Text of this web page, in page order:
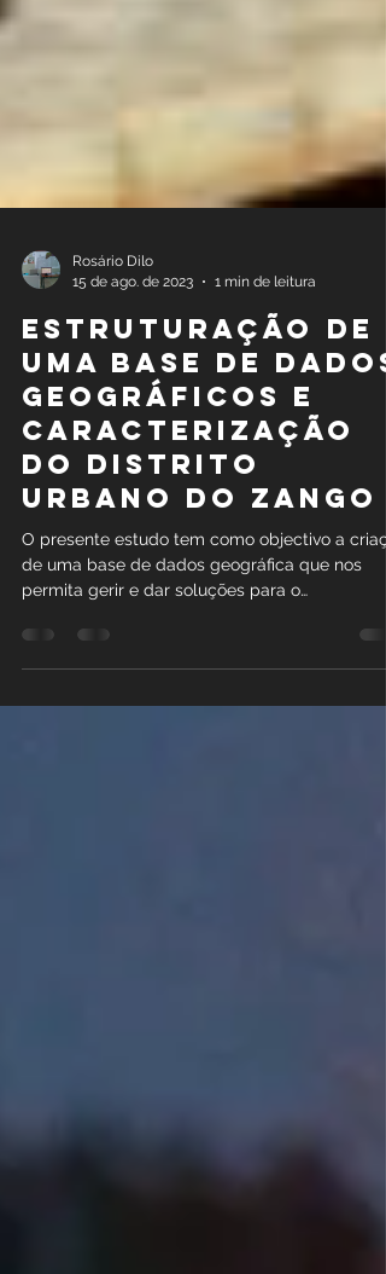
15 de ago. de 2023
1 min de leitura
ESTRUTURAÇÃO DE
UMA BASE DE DADOS
GEOGRÁFICOS E
CARACTERIZAÇÃO
DO DISTRITO
URBANO DO ZANGO
O presente estudo tem como objectivo a
Zoneamento,...